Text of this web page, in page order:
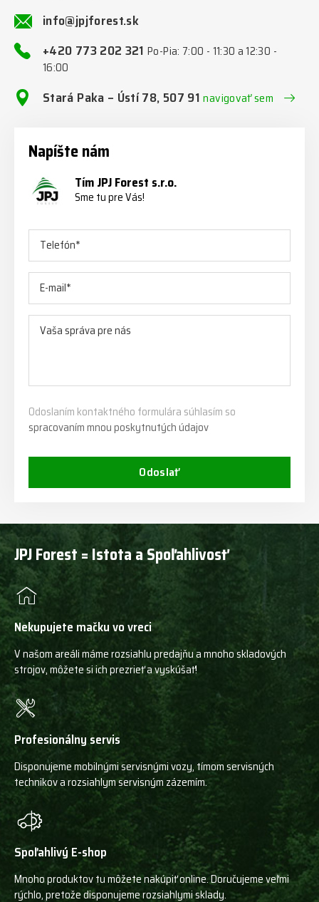
info@jpjforest.sk
+420 773 202 321Po-Pia: 7:00 - 11:30 a 12:30 -
16:00
Stará Paka – Ústí 78, 507 91navigovať sem
Napíšte nám
Tím JPJ Forest s.r.o.
Sme tu pre Vás!
Odoslaním kontaktného formulára súhlasím so
spracovaním mnou poskytnutých údajov
Odoslať
JPJ Forest = Istota a Spoľahlivosť
Nekupujete mačku vo vreci
V našom areáli máme rozsiahlu predajňu a mnoho skladových
strojov, môžete si ich prezrieť a vyskúšať!
Profesionálny servis
Disponujeme mobilnými servisnými vozy, tímom servisných
technikov a rozsiahlym servisným zázemím.
Spoľahlivý E-shop
Mnoho produktov tu môžete nakúpiť online. Doručujeme veľmi
rýchlo, pretože disponujeme rozsiahlymi sklady.